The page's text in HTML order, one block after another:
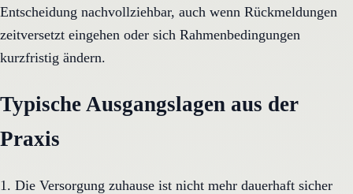
Entscheidung nachvollziehbar, auch wenn Rückmeldungen
zeitversetzt eingehen oder sich Rahmenbedingungen
kurzfristig ändern.
Typische Ausgangslagen aus der
Praxis
1. Die Versorgung zuhause ist nicht mehr dauerhaft sicher